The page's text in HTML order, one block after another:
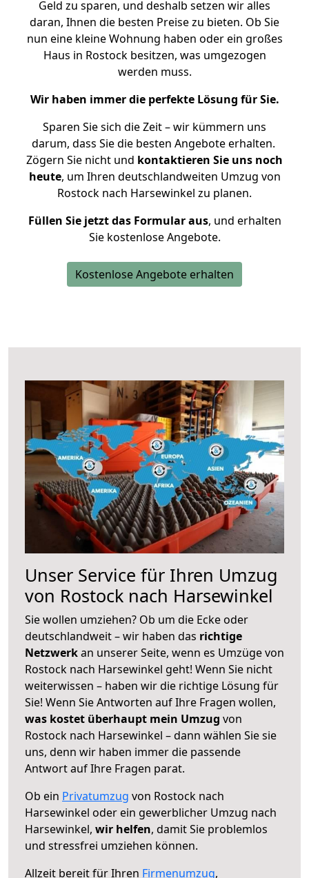
Geld zu sparen, und deshalb setzen wir alles
daran, Ihnen die besten Preise zu bieten. Ob Sie
nun eine kleine Wohnung haben oder ein großes
Haus in Rostock besitzen, was umgezogen
werden muss.
Wir haben immer die perfekte Lösung für Sie.
Sparen Sie sich die Zeit – wir kümmern uns
darum, dass Sie die besten Angebote erhalten.
Zögern Sie nicht und kontaktieren Sie uns noch
heute, um Ihren deutschlandweiten Umzug von
Rostock nach Harsewinkel zu planen.
Füllen Sie jetzt das Formular aus, und erhalten
Sie kostenlose Angebote.
Kostenlose Angebote erhalten
Unser Service für Ihren Umzug
von Rostock nach Harsewinkel
Sie wollen umziehen? Ob um die Ecke oder
deutschlandweit – wir haben das richtige
Netzwerkan unserer Seite, wenn es Umzüge von
Rostock nach Harsewinkel geht! Wenn Sie nicht
weiterwissen – haben wir die richtige Lösung für
Sie! Wenn Sie Antworten auf Ihre Fragen wollen,
was kostet überhaupt mein Umzug von
Rostock nach Harsewinkel – dann wählen Sie sie
uns, denn wir haben immer die passende
Antwort auf Ihre Fragen parat.
Ob ein Privatumzug von Rostock nach
Harsewinkel oder ein gewerblicher Umzug nach
Harsewinkel, wir helfen, damit Sie problemlos
und stressfrei umziehen können.
Allzeit bereit für Ihren Firmenumzug,